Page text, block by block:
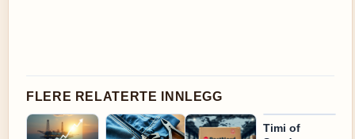
FLERE RELATERTE INNLEGG
Timi of